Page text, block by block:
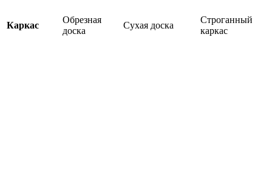
Каркас
Обрезная
доска
Сухая доска
Строганный
каркас